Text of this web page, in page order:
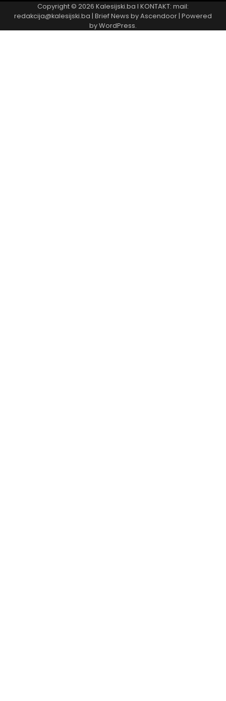
Copyright © 2026 Kalesijski.ba I KONTAKT: mail:
redakcija@kalesijski.ba | Brief News byAscendoor | Powered
byWordPress.